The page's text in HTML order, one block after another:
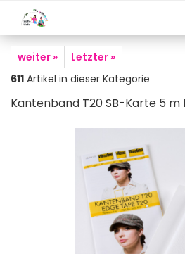
weiter »
Letzter »
611 Artikel in dieser Kategorie
Kantenband T20 SB-Karte 5 m